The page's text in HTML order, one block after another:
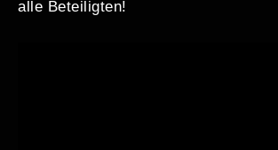
alle Beteiligten!